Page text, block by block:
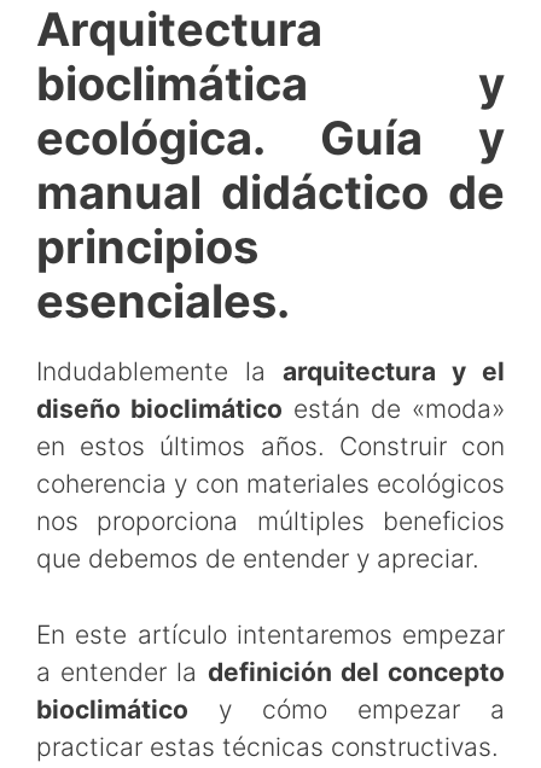
Arquitectura
bioclimática y
ecológica. Guía y
manual didáctico de
principios
esenciales.
Indudablemente la arquitectura y el
diseño bioclimático están de «moda»
en estos últimos años. Construir con
coherencia y con materiales ecológicos
nos proporciona múltiples beneficios
que debemos de entender y apreciar.
En este artículo intentaremos empezar
a entender la definición del concepto
bioclimático y cómo empezar a
practicar estas técnicas constructivas.